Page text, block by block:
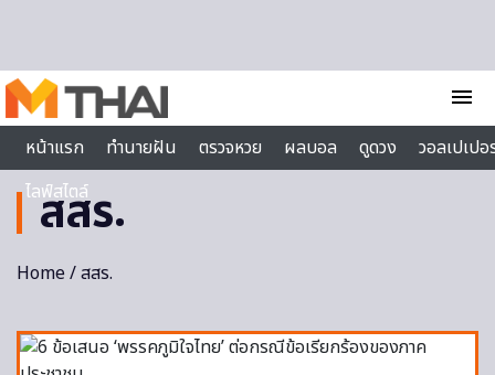
menu
หน้าแรก
ทำนายฝัน ตรวจหวย ผลบอล ดูดวง
วอลเปเป
ไลฟ์สไตล์
สสร.
Home/ สสร.